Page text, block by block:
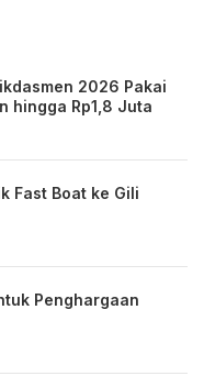
2026 Pakai
hingga Rp1,8 Juta
Fast Boat ke Gili
Penghargaan